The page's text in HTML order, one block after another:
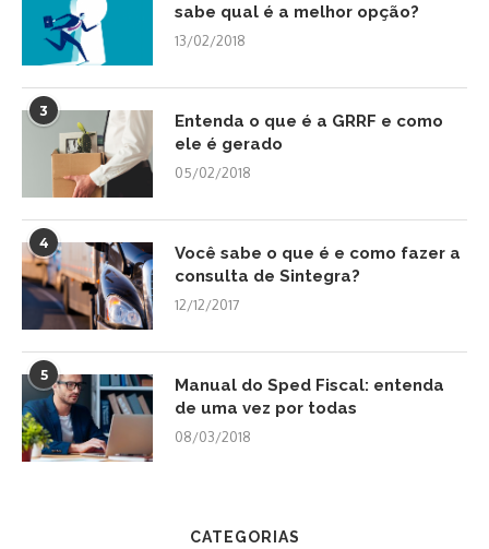
sabe qual é a melhor opção?
13/02/2018
3
Entenda o que é a GRRF e como
ele é gerado
05/02/2018
4
Você sabe o que é e como fazer a
consulta de Sintegra?
12/12/2017
5
Manual do Sped Fiscal: entenda
de uma vez por todas
08/03/2018
CATEGORIAS